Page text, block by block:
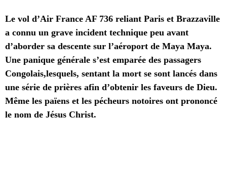
Le vol d’Air France AF 736 reliant Paris et Brazzaville
a connu un grave incident technique peu avant
d’aborder sa descente sur l’aéroport de Maya Maya.
Une panique générale s’est emparée des passagers
Congolais,lesquels, sentant la mort se sont lancés dans
une série de prières afin d’obtenir les faveurs de Dieu.
Même les païens et les pécheurs notoires ont prononcé
le nom de Jésus Christ.